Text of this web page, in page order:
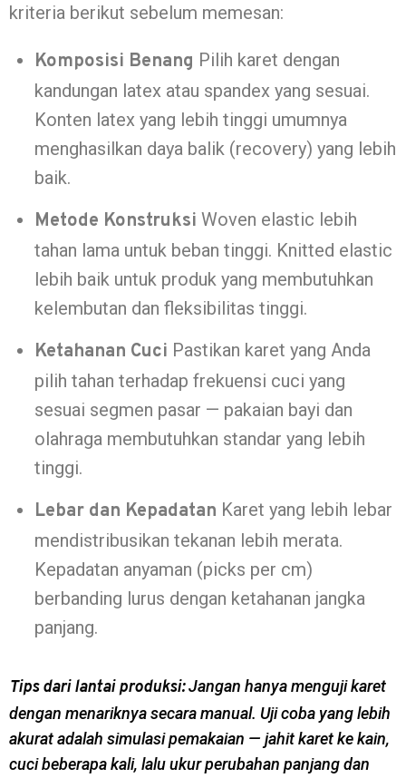
kriteria berikut sebelum memesan:
Komposisi Benang Pilih karet dengan
kandungan latex atau spandex yang sesuai.
Konten latex yang lebih tinggi umumnya
menghasilkan daya balik (recovery) yang lebih
baik.
Metode Konstruksi Woven elastic lebih
tahan lama untuk beban tinggi. Knitted elastic
lebih baik untuk produk yang membutuhkan
kelembutan dan fleksibilitas tinggi.
Ketahanan Cuci Pastikan karet yang Anda
pilih tahan terhadap frekuensi cuci yang
sesuai segmen pasar — pakaian bayi dan
olahraga membutuhkan standar yang lebih
tinggi.
Lebar dan Kepadatan Karet yang lebih lebar
mendistribusikan tekanan lebih merata.
Kepadatan anyaman (picks per cm)
berbanding lurus dengan ketahanan jangka
panjang.
Tips dari lantai produksi:Jangan hanya menguji karet
dengan menariknya secara manual. Uji coba yang lebih
akurat adalah simulasi pemakaian — jahit karet ke kain,
cuci beberapa kali, lalu ukur perubahan panjang dan